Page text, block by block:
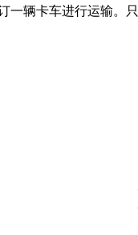
一辆卡车进行运输。